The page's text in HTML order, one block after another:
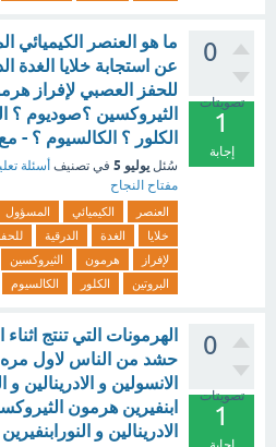
0
تصويتات
1
إجابة
ما هو العنصر الكيميائي
عن استجابة خلايا الغدة
للحفز العصبي لإفراز
الثيروكسين ؟صوديوم ؟
الكلور ؟ الكالسيوم ؟ -
سُئل يوليو 5 في تصنيف أسئلة
مفتاح النجاح
العنصر الكيميائي المسؤول
خلايا
الغدة الدرقية
لإفراز
هرمون الثيروكسين
البروتين
الكلور الكالسيوم
0
تصويتات
1
الهرمونات التي تنتج
حشد من الناس لاول
الانسولين و الادرينالين و
ابنفيرين هرمون
الادرينالين و